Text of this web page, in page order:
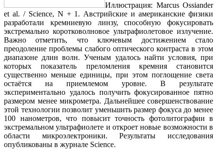
Иллюстрация: Marcus Ossiander
et al. / Science, N + 1. Австрийские и американские физики
разработали кремниевую линзу, способную фокусировать
экстремально коротковолновое ультрафиолетовое излучение.
Важно отметить, что ключевым достижением стало
преодоление проблемы слабого оптического контраста в этом
диапазоне длин волн. Ученым удалось найти условия, при
которых показатель преломления кремния становится
существенно меньше единицы, при этом поглощение света
остаётся на приемлемом уровне. В результате
экспериментально удалось получить фокусированное пятно
размером менее микрометра. Дальнейшее совершенствование
этой технологии позволит уменьшить размер фокуса до менее
100 нанометров, что повысит точность фотолитографии в
экстремальном ультрафиолете и откроет новые возможности в
области микроэлектроники. Результаты исследования
опубликованы в журнале Science.